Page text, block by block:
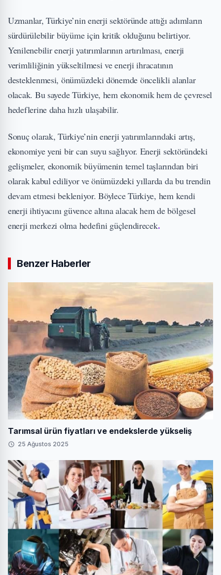
Uzmanlar, Türkiye’nin enerji sektöründe attığı adımların
sürdürülebilir büyüme için kritik olduğunu belirtiyor.
Yenilenebilir enerji yatırımlarının artırılması, enerji
verimliliğinin yükseltilmesi ve enerji ihracatının
desteklenmesi, önümüzdeki dönemde öncelikli alanlar
olacak. Bu sayede Türkiye, hem ekonomik hem de çevresel
hedeflerine daha hızlı ulaşabilir.
Sonuç olarak, Türkiye’nin enerji yatırımlarındaki artış,
ekonomiye yeni bir can suyu sağlıyor. Enerji sektöründeki
gelişmeler, ekonomik büyümenin temel taşlarından biri
olarak kabul ediliyor ve önümüzdeki yıllarda da bu trendin
devam etmesi bekleniyor. Böylece Türkiye, hem kendi
enerji ihtiyacını güvence altına alacak hem de bölgesel
enerji merkezi olma hedefini güçlendirecek.
Benzer Haberler
Tarımsal ürün fiyatları ve endekslerde yükseliş
25 Ağustos 2025